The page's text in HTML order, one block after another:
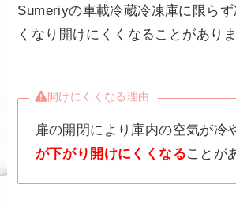
Sumeriyの車載冷蔵冷凍庫に限ら
くなり開けにくくなることがありま
開けにくくなる理由
扉の開閉により庫内の空気が冷
が下がり開けにくくなることが